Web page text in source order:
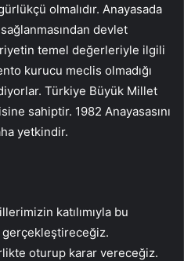
olmalıdır. Anayasada
devlet
temel değerleriyle ilgili
kurucu meclis olmadığı
Türkiye Büyük Millet
sahiptir. 1982 Anayasasını
yetkindir.
katılımıyla bu
oturup karar vereceğiz.